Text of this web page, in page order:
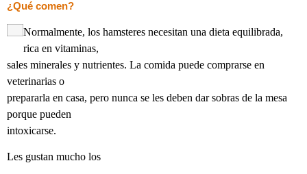
¿Qué comen?
Normalmente, los hamsteres necesitan una dieta equilibrada,
rica en vitaminas,
sales minerales y nutrientes. La comida puede comprarse en
veterinarias o
prepararla en casa, pero nunca se les deben dar sobras de la mesa
porque pueden
intoxicarse.
Les gustan mucho los